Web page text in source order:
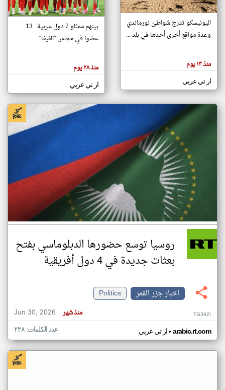
تغيير الدولة
اخبار جزر القمر على مدار الساعة
أهم اخبار جزر القمر العاجلة والمباشرة
هنا عن
وجهة
كاتبيها.
اليونيسكو تدرج شواطئ نورماندي
وعدة مواقع أخرى أحدها في بلد ...
منذ ١٣ يوم
ار تي عربي
بينهم ممثلو 7 دول عربية.. 13
عضوا في مجلس "الفيفا" ...
منذ ٢٨ يوم
ار تي عربي
روسيا توسع حضورها الدبلوماسي بفتح
بعثات جديدة في 4 دول أفريقية
اخبار جزر القمر
Politics
Jun 30, 2026
منذ شهر TG39ZI
ار تي عربي• arabic.rt.com عدد الكلمات: ٢٢٨
klyoum.com